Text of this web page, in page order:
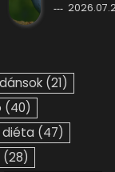
(21)
(40)
diéta (47)
(28)